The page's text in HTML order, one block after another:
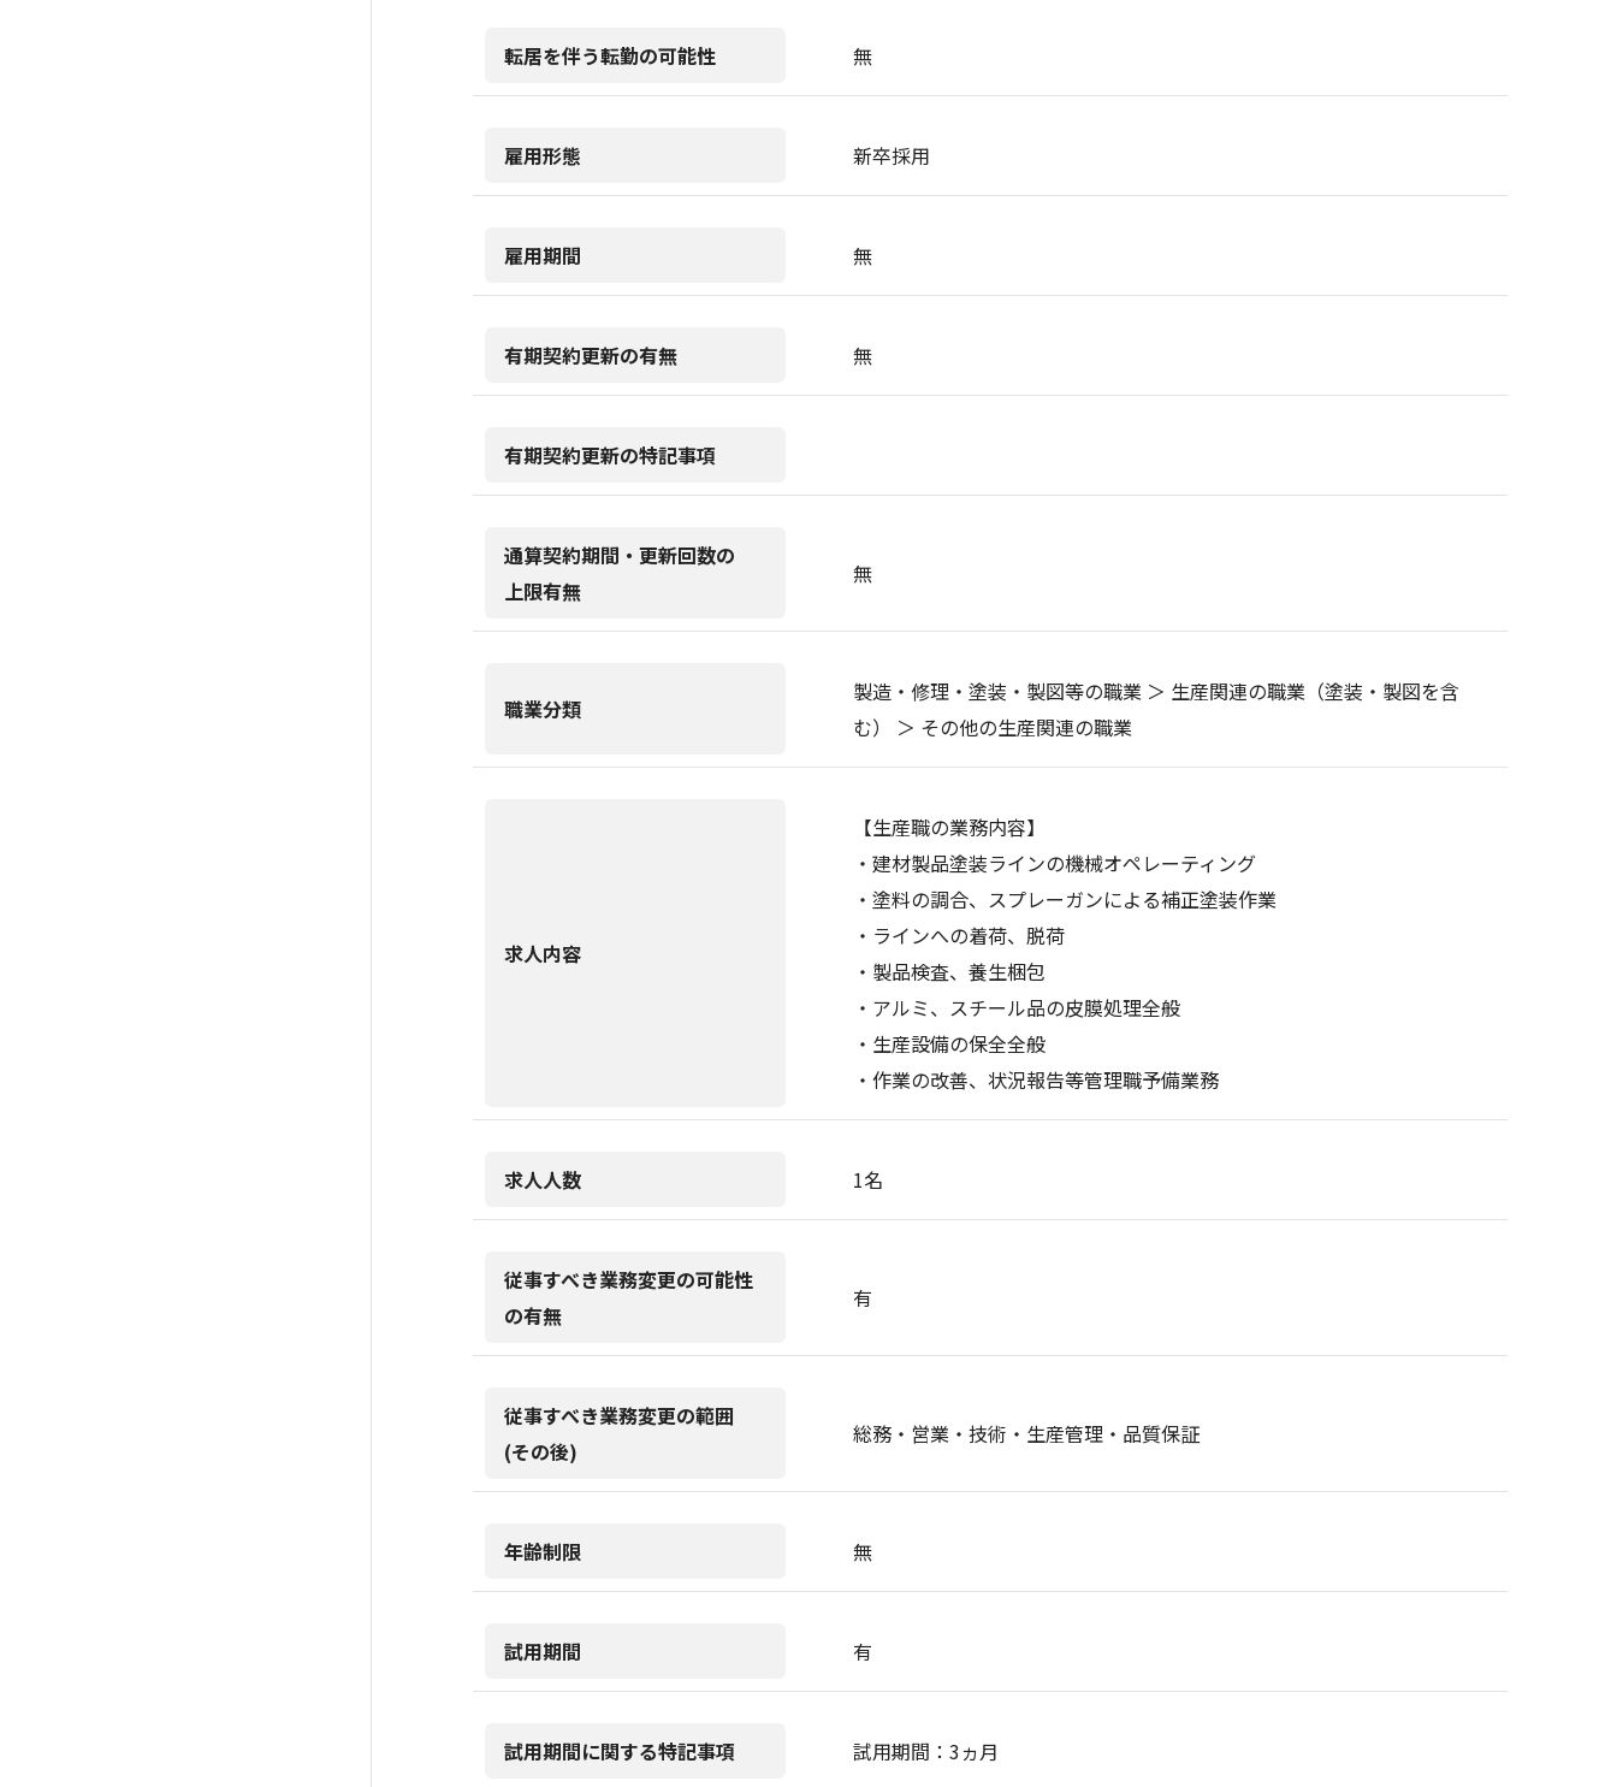
転居を伴う転勤の可能性 無
雇用形態 新卒採用
雇用期間 無
有期契約更新の有無 無
有期契約更新の特記事項
通算契約期間・更新回数の
上限有無
無
職業分類
製造・修理・塗装・製図等の職業 ＞ 生産関連の職業（塗装・製図を含
む） ＞ その他の生産関連の職業
求人内容
【生産職の業務内容】
・建材製品塗装ラインの機械オペレーティング
・塗料の調合、スプレーガンによる補正塗装作業
・ラインへの着荷、脱荷
・製品検査、養生梱包
・アルミ、スチール品の皮膜処理全般
・生産設備の保全全般
・作業の改善、状況報告等管理職予備業務
求人人数 1名
従事すべき業務変更の可能性
の有無
有
従事すべき業務変更の範囲
(その後)
総務・営業・技術・生産管理・品質保証
年齢制限 無
試用期間 有
試用期間に関する特記事項 試用期間：3ヵ月